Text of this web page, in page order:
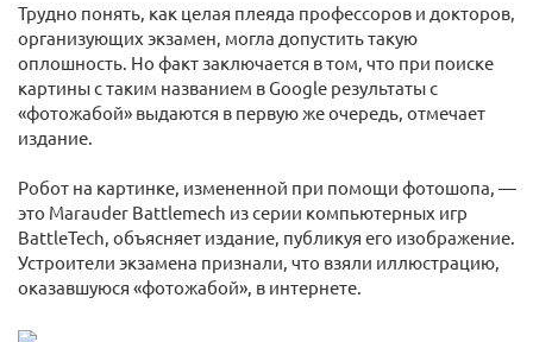
Трудно понять, как целая плеяда профессоров и докторов,
организующих экзамен, могла допустить такую
оплошность. Но факт заключается в том, что при поиске
картины с таким названием в Google результаты с
«фотожабой» выдаются в первую же очередь, отмечает
издание.
Робот на картинке, измененной при помощи фотошопа, —
это Marauder Battlemech из серии компьютерных игр
BattleTech, объясняет издание, публикуя его изображение.
Устроители экзамена признали, что взяли иллюстрацию,
оказавшуюся «фотожабой», в интернете.